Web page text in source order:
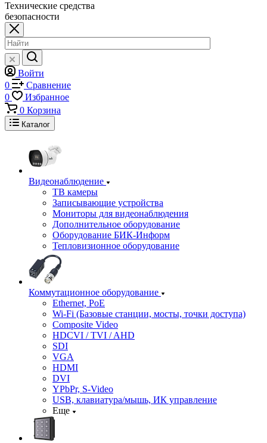
Технические средства
безопасности
Войти
0
Сравнение
0
Избранное
0 Корзина
Каталог
Видеонаблюдение
ТВ камеры
Записывающие устройства
Мониторы для видеонаблюдения
Дополнительное оборудование
Оборудование БИК-Информ
Тепловизионное оборудование
Коммутационное оборудование
Ethernet, PoE
Wi-Fi (Базовые станции, мосты, точки доступа)
Composite Video
HDCVI / TVI / AHD
SDI
VGA
HDMI
DVI
YPbPr, S-Video
USB, клавиатура/мышь, ИК управление
Еще